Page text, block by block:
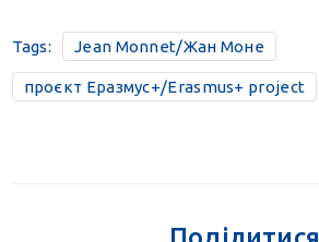
Tags: Jean Monnet/Жан Моне
проєкт Еразмус+/Erasmus+ project